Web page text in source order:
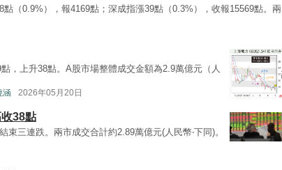
點（0.9%），報4169點；深成指漲39點（0.3%），收報15569點。兩
，上升38點。A股市場整體成交金額為2.9萬億元（人
涵 2026年05月20日
38點
三連跌。兩市成交合計約2.89萬億元(人民幣‧下同)。